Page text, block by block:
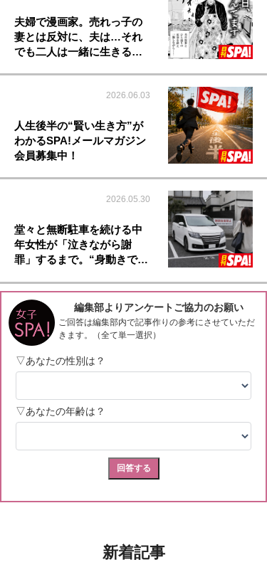
夫婦で漫画家。売れっ子の
妻とは反対に、夫は…それ
でも二人は一緒に生きる…
2026.06.03
人生後半の“賢い生き方”が
わかるSPA!メールマガジン
会員募集中！
2026.05.30
堂々と無断駐車を続ける中
年女性が「泣きながら謝
罪」するまで。“身動きで…
新着記事